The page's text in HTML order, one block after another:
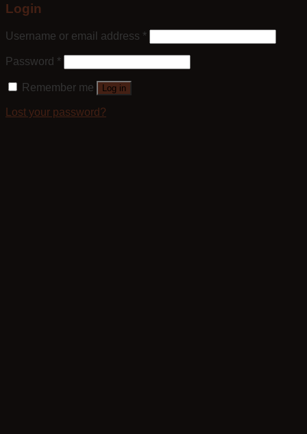
Login
Username or email address *
Password *
Remember me Log in
Lost your password?